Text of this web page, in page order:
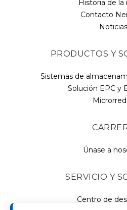
Historia de la
Contacto
Noticias
PRODUCTOS Y
Sistemas de
Solución EPC y
Únase a
SERVICIO Y
Centro de